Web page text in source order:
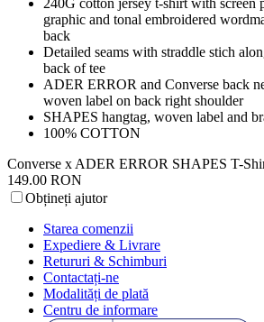
240G cotton jersey t-shirt with screen
graphic and tonal embroidered
back
Detailed seams with straddle stich
back of tee
ADER ERROR and Converse back
woven label on back right shoulder
SHAPES hangtag, woven label and
100% COTTON
Converse x ADER ERROR SHAPES T-
149.00 RON
Obțineți ajutor
Starea comenzii
Expediere & Livrare
Retururi & Schimburi
Contactați-ne
Modalități de plată
Centru de informare